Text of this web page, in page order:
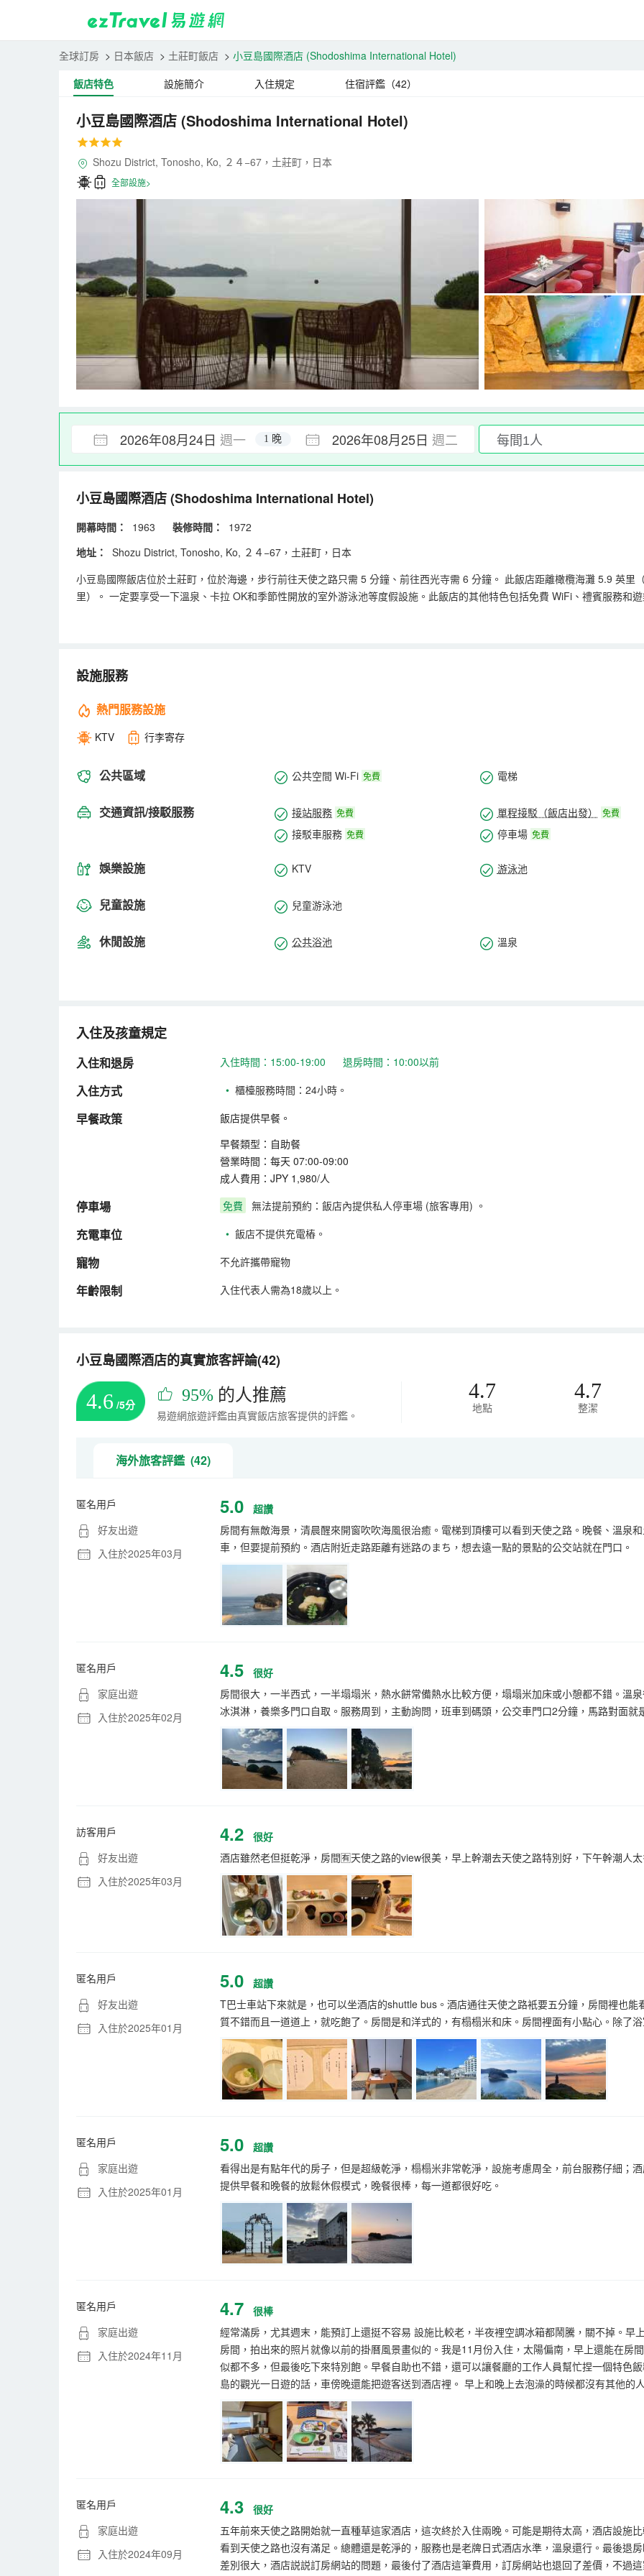
全球訂房 > 日本飯店 > 土莊町飯店 > 小豆島國際酒店 (Shodoshima International Hotel)
飯店特色
設施簡介 入住規定 住宿評鑑（42）
小豆島國際酒店 (Shodoshima International Hotel)
Shozu District, Tonosho, Ko, ２４−67，土莊町，日本
全部設施>
2026年08月24日 週一 2026年08月25日 週二
1 晚
小豆島國際酒店(Shodoshima International Hotel)
開幕時間： 1963 裝修時間：
1972
地址：
Shozu District, Tonosho, Ko, ２４−67，土莊町，日本
小豆島國際飯店位於土莊町，位於海邊，步行前往天使之路只需 5 分鐘、前往西光寺需 6 分鐘。 此飯店距離橄欖海灘 5.9 英
里）。 一定要享受一下溫泉、卡拉 OK和季節性開放的室外游泳池等度假設施。此飯店的其他特色包括免費 WiFi、禮賓服務和
設施服務
熱門服務設施
KTV 行李寄存
公共區域 公共空間 Wi-Fi 免費 電梯
交通資訊/接駁服務 接站服務 免費 單程接駁（飯店出發） 免費
接駁車服務 免費 停車場 免費
娛樂設施 KTV 游泳池
兒童設施 兒童游泳池
休閒設施 公共浴池 溫泉
入住及孩童規定
入住和退房 入住時間：15:00-19:00 退房時間：10:00以前
入住方式 • 櫃檯服務時間：24小時。
早餐政策
飯店提供早餐。
早餐類型：自助餐
營業時間：每天 07:00-09:00
成人費用：JPY 1,980/人
停車場 免費 無法提前預約：飯店內提供私人停車場 (旅客專用) 。
充電車位 • 飯店不提供充電樁。
寵物 不允許攜帶寵物
年齡限制 入住代表人需為18歲以上。
小豆島國際酒店的真實旅客評論(42)
4.6 /5分 95% 的人推薦
易遊網旅遊評鑑由真實飯店旅客提供的評鑑。
4.7
地點
4.7
整潔
海外旅客評鑑 (42)
匿名用戶
好友出遊
入住於2025年03月
5.0
超讚
房間有無敵海景，清晨醒來開窗吹吹海風很治癒。電梯到頂樓可以看到天使之路。晚餐、溫泉
車，但要提前預約。酒店附近走路距離有迷路のまち，想去遠一點的景點的公交站就在門口。
匿名用戶
家庭出遊
入住於2025年02月
4.5
很好
房間很大，一半西式，一半塌塌米，熱水餅常備熱水比較方便，塌塌米加床或小憩都不錯。溫
冰淇淋，養樂多門口自取。服務周到，主動詢問，班車到碼頭，公交車門口2分鐘，馬路對面
訪客用戶
好友出遊
入住於2025年03月
4.2
很好
酒店雖然老但挺乾淨，房間🈶天使之路的view很美，早上幹潮去天使之路特別好，下午幹潮人
匿名用戶
好友出遊
入住於2025年01月
5.0
超讚
T巴士車站下來就是，也可以坐酒店的shuttle bus。酒店通往天使之路衹要五分鐘，房間裡也
質不錯而且一道道上，就吃飽了。房間是和洋式的，有榻榻米和床。房間裡面有小點心。除了
匿名用戶
家庭出遊
入住於2025年01月
5.0
超讚
看得出是有點年代的房子，但是超級乾淨，榻榻米非常乾淨，設施考慮周全，前台服務仔細；
提供早餐和晚餐的放鬆休假模式，晚餐很棒，每一道都很好吃。
匿名用戶
家庭出遊
入住於2024年11月
4.7
很棒
經常滿房，尤其週末，能預訂上還挺不容易 設施比較老，半夜裡空調冰箱都鬧騰，關不掉。早
房間，拍出來的照片就像以前的掛曆風景畫似的。我是11月份入住，太陽偏南，早上還能在房
似都不多，但最後吃下來特別飽。早餐自助也不錯，還可以讓餐廳的工作人員幫忙捏一個特色
島的觀光一日遊的話，車傍晚還能把遊客送到酒店裡。 早上和晚上去泡澡的時候都沒有其他
匿名用戶
家庭出遊
入住於2024年09月
4.3
很好
五年前來天使之路開始就一直種草這家酒店，這次終於入住兩晚。可能是期待太高，酒店設施
看到天使之路也沒有滿足。總體還是乾淨的，服務也是老牌日式酒店水準，溫泉還行。最後退
差別很大，酒店説説訂房網站的問題，最後付了酒店這筆費用，訂房網站也退回了差價，不過